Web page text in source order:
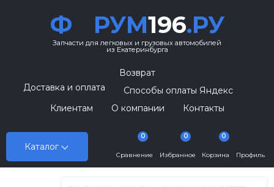
Ф РУМ196.РУ
Запчасти для легковых и грузовых автомобилей
из Екатеринбурга
Каталог
Возврат
Доставка и оплата
Способы оплаты Яндекс
Клиентам
О компании Контакты
Сравнение
0
Избранное
0
Корзина
0
Профиль